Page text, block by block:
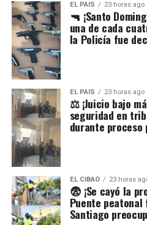
EL PAIS 23 horas ago
🔫 ¡Santo
una de cada
la Policía fue
EL PAIS 23 horas ago
⚖️ ¡Juicio bajo
seguridad en
durante
EL CIBAO 23 horas
😨 ¡Se cayó la
Puente
Santiago